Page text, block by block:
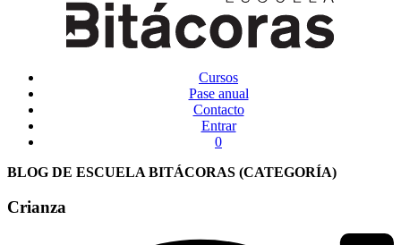
Cursos
Pase anual
Contacto
Entrar
0
BLOG DE ESCUELA BITÁCORAS (CATEGORÍA)
Crianza